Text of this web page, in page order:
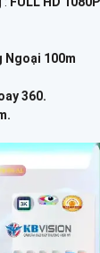
Ngoại 100m
360.